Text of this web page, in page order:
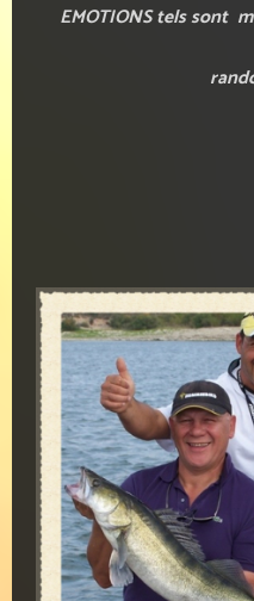
EMOTIONS tels sont
Votre